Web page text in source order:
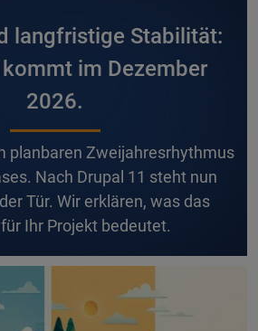
langfristige Stabilität:
im Dezember
2026.
planbaren Zweijahresrhythmus
Nach Drupal 11 steht nun
Tür. Wir erklären, was das
Ihr Projekt bedeutet.